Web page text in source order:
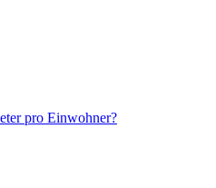
pro Einwohner?